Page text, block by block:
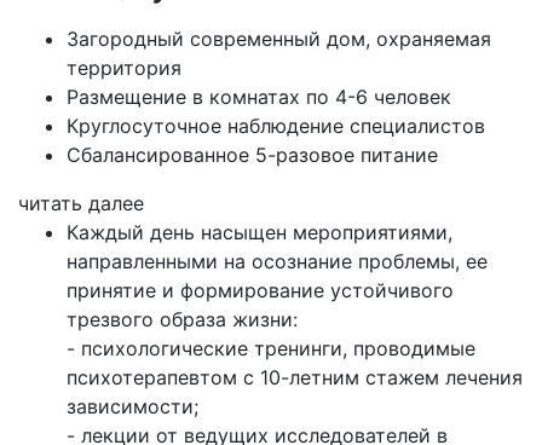
Загородный современный дом, охраняемая
территория
Размещение в комнатах по 4-6 человек
Круглосуточное наблюдение специалистов
Сбалансированное 5-разовое питание
читать далее
Каждый день насыщен мероприятиями,
направленными на осознание проблемы, ее
принятие и формирование устойчивого
трезвого образа жизни:
- психологические тренинги, проводимые
психотерапевтом с 10-летним стажем лечения
зависимости;
- лекции от ведущих исследователей в